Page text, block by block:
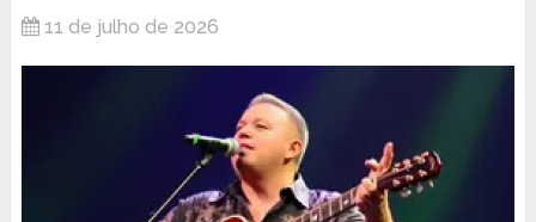
11 de julho de 2026